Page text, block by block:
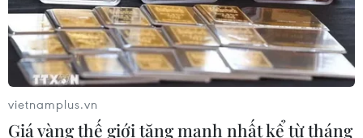
vietnamplus.vn
Giá vàng thế giới tăng mạnh nhất kể từ tháng